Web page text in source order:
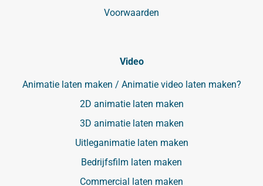
Voorwaarden
Video
Animatie laten maken / Animatie video laten maken?
2D animatie laten maken
3D animatie laten maken
Uitleganimatie laten maken
Bedrijfsfilm laten maken
Commercial laten maken